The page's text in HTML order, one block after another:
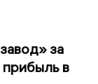
за
в